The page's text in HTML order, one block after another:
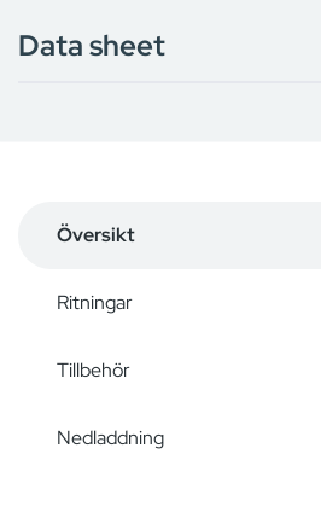
Data sheet
Översikt
Ritningar
Tillbehör
Nedladdning